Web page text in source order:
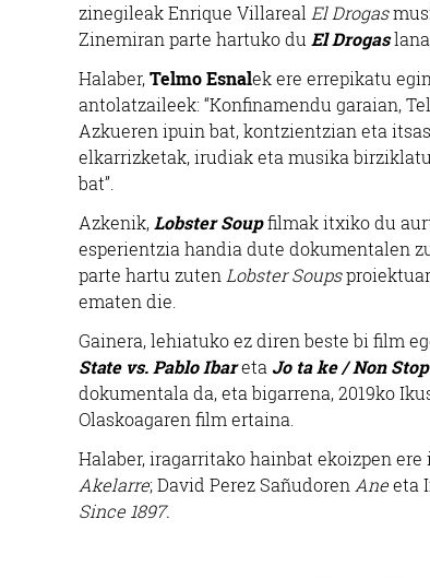
zinegileak Enrique Villareal El Drogas
Zinemiran parte hartuko du El Drogas
Halaber,Telmo Esnalek ere errepikatu
antolatzaileek: “Konfinamendu garaian,
Azkueren ipuin bat, kontzientzian eta
elkarrizketak, irudiak eta musika
bat”.
Azkenik,Lobster Soupfilmak itxiko du
esperientzia handia dute dokumentalen
parte hartu zuten Lobster Soups
ematen die.
Gainera, lehiatuko ez diren beste bi film
State vs. Pablo Ibareta Jo ta ke / Non Stop
dokumentala da, eta bigarrena, 2019ko
Olaskoagaren film ertaina.
Halaber, iragarritako hainbat ekoizpen
Akelarre; David Perez Sañudoren Aneeta
Since 1897.